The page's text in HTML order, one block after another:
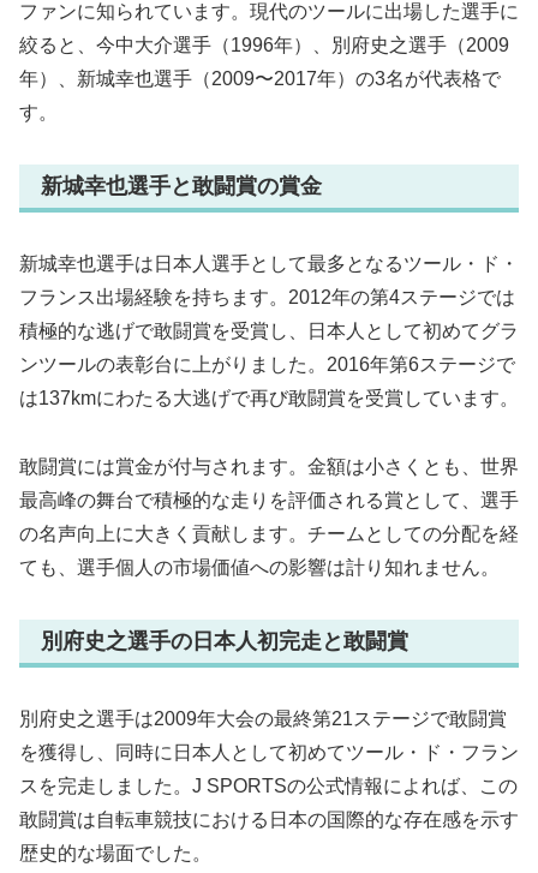
ファンに知られています。現代のツールに出場した選手に
絞ると、今中大介選手（1996年）、別府史之選手（2009
年）、新城幸也選手（2009〜2017年）の3名が代表格で
す。
新城幸也選手と敢闘賞の賞金
新城幸也選手は日本人選手として最多となるツール・ド・
フランス出場経験を持ちます。2012年の第4ステージでは
積極的な逃げで敢闘賞を受賞し、日本人として初めてグラ
ンツールの表彰台に上がりました。2016年第6ステージで
は137kmにわたる大逃げで再び敢闘賞を受賞しています。
敢闘賞には賞金が付与されます。金額は小さくとも、世界
最高峰の舞台で積極的な走りを評価される賞として、選手
の名声向上に大きく貢献します。チームとしての分配を経
ても、選手個人の市場価値への影響は計り知れません。
別府史之選手の日本人初完走と敢闘賞
別府史之選手は2009年大会の最終第21ステージで敢闘賞
を獲得し、同時に日本人として初めてツール・ド・フラン
スを完走しました。J SPORTSの公式情報によれば、この
敢闘賞は自転車競技における日本の国際的な存在感を示す
歴史的な場面でした。